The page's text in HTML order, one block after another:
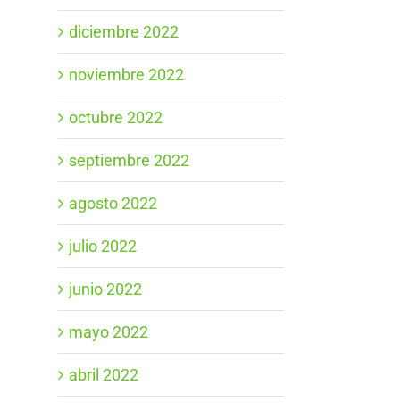
diciembre 2022
noviembre 2022
octubre 2022
septiembre 2022
agosto 2022
julio 2022
junio 2022
mayo 2022
abril 2022